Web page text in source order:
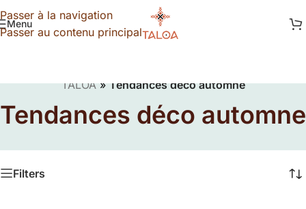
Passer à la navigation
Passer au contenu principal
Menu
TALOA»Tendances déco automne
Tendances déco automne
Filters